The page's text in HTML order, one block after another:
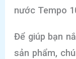
nước Tempo
Để giúp bạn
sản phẩm,